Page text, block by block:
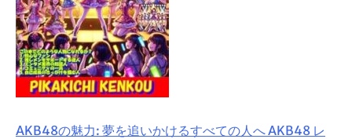
AKB48の魅力: 夢を追いかけるすべての人へ AKB48 レ